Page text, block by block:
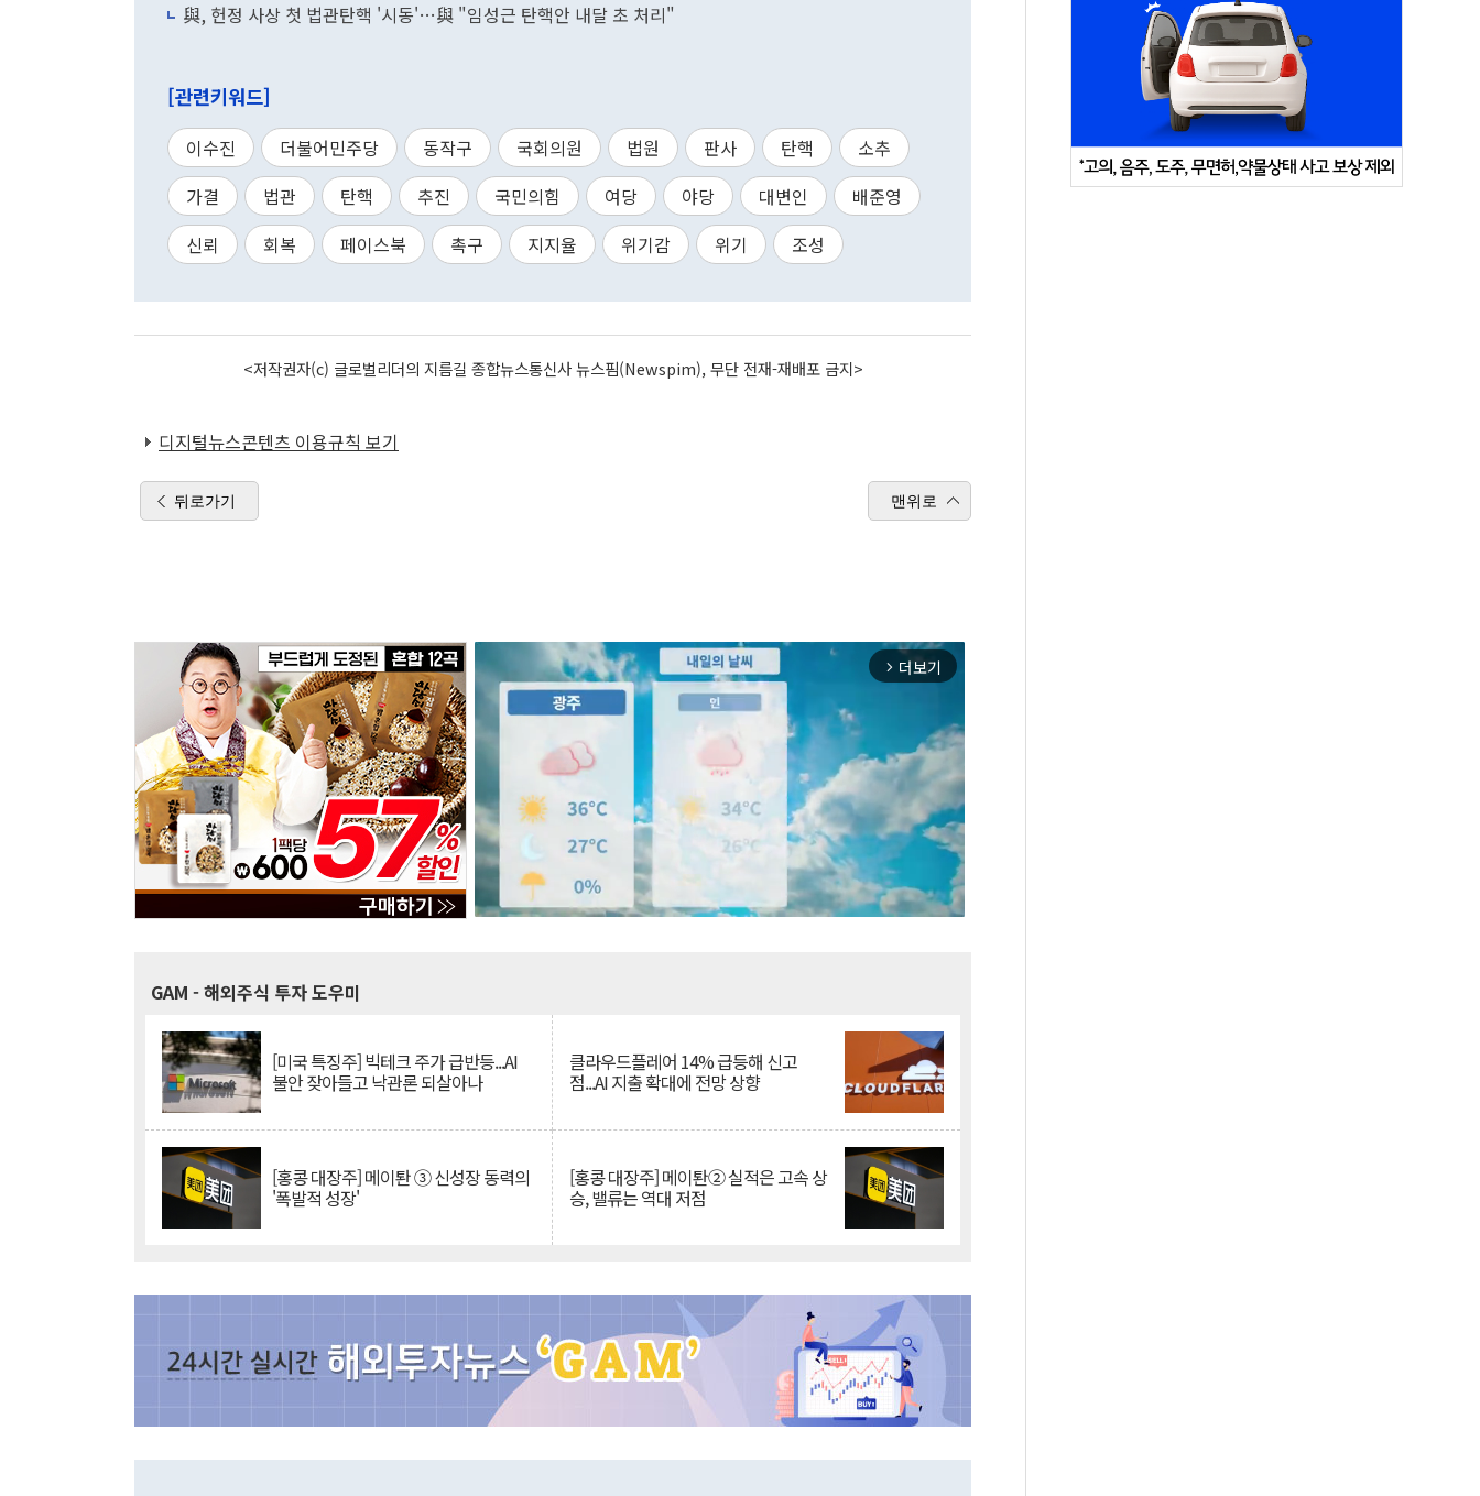
與, 헌정 사상 첫 법관탄핵 '시동'…與 "임성근 탄핵안 내달 초 처리"
[관련키워드]
이수진 더불어민주당 동작구 국회의원 법원 판사 탄핵
소추
가결
법관 탄핵 추진 국민의힘 여당 야당 대변인
배준영
신뢰
회복 페이스북 촉구 지지율 위기감 위기 조성
<저작권자(c) 글로벌리더의 지름길 종합뉴스통신사 뉴스핌(Newspim), 무단 전재-재배포 금지>
디지털뉴스콘텐츠 이용규칙 보기
뒤로가기 맨위로
arrow_forward_ios 더보기
GAM - 해외주식 투자 도우미
[미국 특징주] 빅테크 주가 급반등...AI
불안 잦아들고 낙관론 되살아나
클라우드플레어 14% 급등해 신고
점...AI 지출 확대에 전망 상향
[홍콩 대장주] 메이퇀 ③ 신성장 동력의
'폭발적 성장'
[홍콩 대장주] 메이퇀② 실적은 고속 상
승, 밸류는 역대 저점